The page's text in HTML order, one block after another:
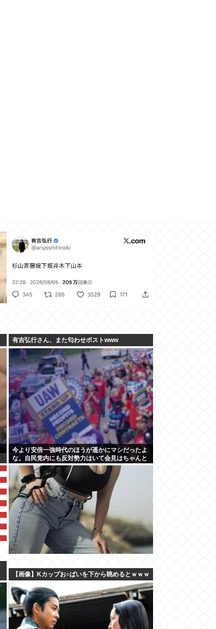
有吉弘行さん、また匂わせポストwww
今より安倍一強時代のほうが遥かにマシだったよ
な。自民党内にも反対勢力はいて会見はちゃんと
やり国会にも出席、僅かに常識もあった
【画像】Kカップお○ぱいを下から眺めるとｗｗｗ